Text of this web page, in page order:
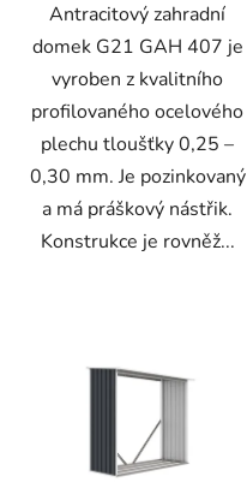
Antracitový zahradní
domek G21 GAH 407 je
vyroben z kvalitního
profilovaného ocelového
plechu tloušťky 0,25 –
0,30 mm. Je pozinkovaný
a má práškový nástřik.
Konstrukce je rovněž...